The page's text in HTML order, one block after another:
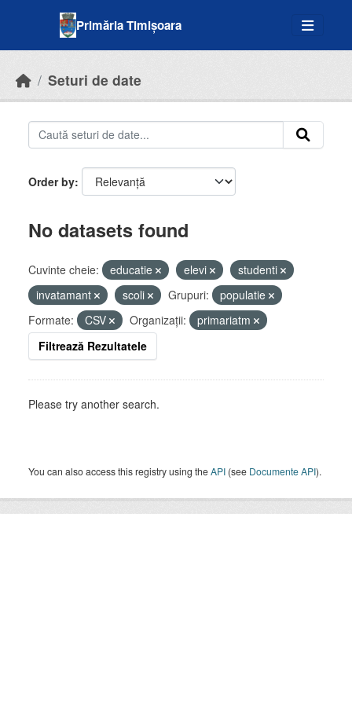
Primăria Timișoara
Seturi de date
Order by
No datasets found
Cuvinte cheie: educatie elevi
studenti
invatamant
scoli Grupuri:
populatie
Formate:
CSV Organizații:
primariatm
Filtrează Rezultatele
Please try another search.
You can also access this registry using theAPI (see Documente API).